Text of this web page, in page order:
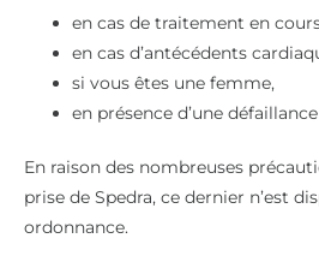
en cas de traitement en
en cas d’antécédents
si vous êtes une femme,
en présence d’une
En raison des nombreuses
prise de Spedra, ce dernier n’est
ordonnance.